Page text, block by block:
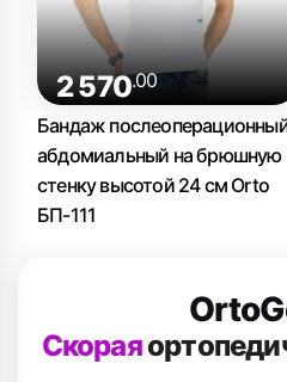
2 570.00
Бандаж
абдомиальный на брюшную
стенку высотой 24 см Orto
БП-111
Скорая